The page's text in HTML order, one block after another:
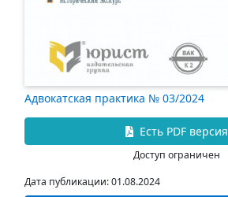
Адвокатская практика № 03/2024
Есть PDF версия
Доступ ограничен
Дата публикации: 01.08.2024